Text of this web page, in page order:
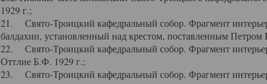
1929 г.;
21. Свято-Троицкий кафедральный собор. Фрагмент
балдахин, установленный над крестом, поставленным
22. Свято-Троицкий кафедральный собор. Фрагмент
Оттлие Б.Ф. 1929 г.;
23. Свято-Троицкий кафедральный собор. Фрагмент